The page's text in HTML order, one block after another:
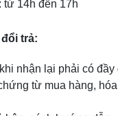
từ 14h đến 17h
trả:
nhận lại phải có
từ mua hàng,